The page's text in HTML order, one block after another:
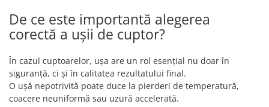
De ce este importantă alegerea
corectă a ușii de cuptor?
În cazul cuptoarelor, ușa are un rol esențial nu doar în
siguranță, ci și în calitatea rezultatului final.
O ușă nepotrivită poate duce la pierderi de temperatură,
coacere neuniformă sau uzură accelerată.